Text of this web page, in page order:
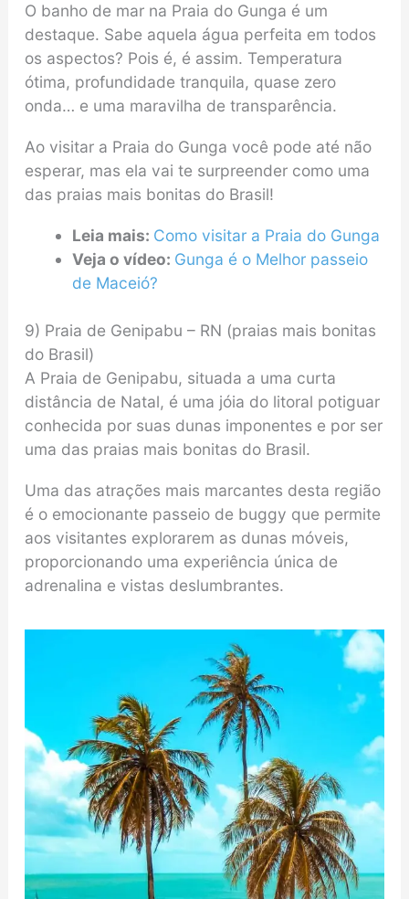
O banho de mar na Praia do Gunga é um
destaque. Sabe aquela água perfeita em todos
os aspectos? Pois é, é assim. Temperatura
ótima, profundidade tranquila, quase zero
onda… e uma maravilha de transparência.
Ao visitar a Praia do Gunga você pode até não
esperar, mas ela vai te surpreender como uma
das praias mais bonitas do Brasil!
Leia mais: Como visitar a Praia do Gunga
Veja o vídeo: Gunga é o Melhor passeio
de Maceió?
9) Praia de Genipabu – RN (praias mais bonitas
do Brasil)
A Praia de Genipabu, situada a uma curta
distância de Natal, é uma jóia do litoral potiguar
conhecida por suas dunas imponentes e por ser
uma das praias mais bonitas do Brasil.
Uma das atrações mais marcantes desta região
é o emocionante passeio de buggy que permite
aos visitantes explorarem as dunas móveis,
proporcionando uma experiência única de
adrenalina e vistas deslumbrantes.